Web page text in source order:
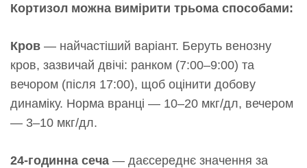
Кортизол можна вимірити трьома способами:
Кров — найчастіший варіант. Беруть венозну
кров, зазвичай двічі: ранком (7:00–9:00) та
вечором (після 17:00), щоб оцінити добову
динаміку. Норма вранці — 10–20 мкг/дл, вечером
— 3–10 мкг/дл.
24-годинна сеча — даєсереднє значення за